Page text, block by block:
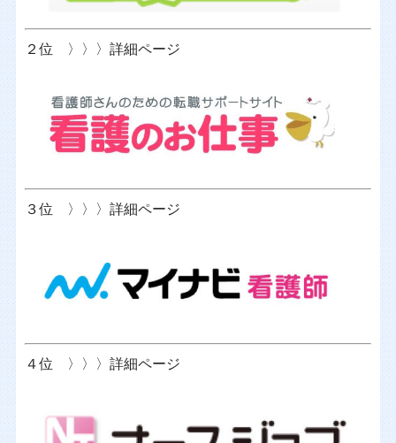
２位 〉〉〉詳細ページ
３位 〉〉〉詳細ページ
４位 〉〉〉詳細ページ